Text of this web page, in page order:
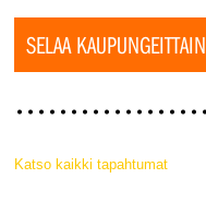
SELAA KAUPUNGEITTAIN
Katso kaikki tapahtumat